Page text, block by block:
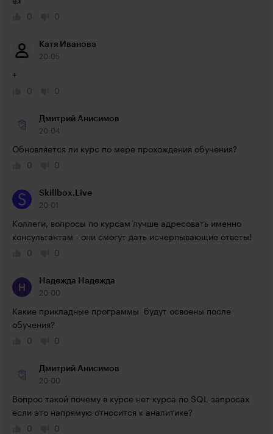
0
0
Катя Иванова
20:05
+
0
0
Дмитрий Анисимов
20:04
Обновляется ли курс по мере прохождения обучения?
0
0
Skillbox.Live
20:01
Коллеги, вопросы по курсам лучше адресовать именно
консультантам - они смогут дать исчерпывающие ответы!
0
0
Надежда Надежда
20:00
Какие прикладные программы  будут освоены после
обучения?
0
0
Дмитрий Анисимов
20:00
Вопрос такой почему в курсе нет курса по SQL запросах
если это напрямую относится к аналитике?
0
0